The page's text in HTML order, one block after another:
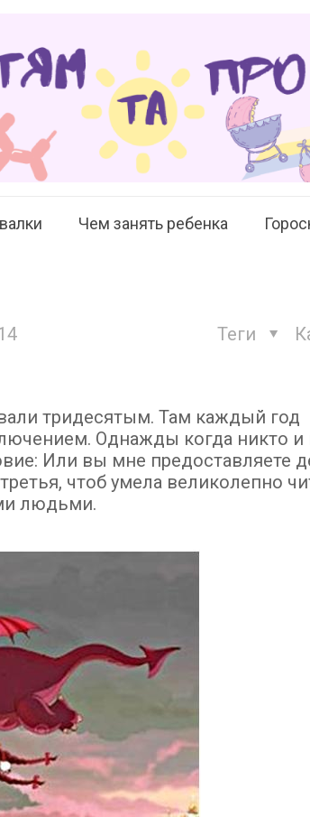
Чем занять ребенка
Теги
тридесятым. Там каждый год
Однажды когда никто и
Или вы мне предоставляете
чтоб умела великолепно
людьми.